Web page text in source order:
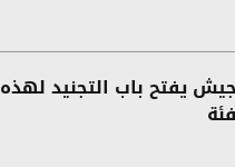
يفتح باب التجنيد لهذه